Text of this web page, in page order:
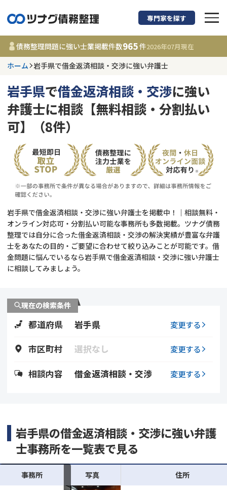
債務整理に強い弁
岩手県
事務所 965
件
更新日 : 2026年07月31日
相談内容で探す
借金返済相談・交渉
時効援用
会社破産・法人破産
費用相場
債務整理
個人再生（民事再生）
専門家を探す
債務整理問題に強い士業掲載件数965件2026年07月現在
ホーム 岩手県で借金返済相談・交渉に強い弁護士
岩手県で借金返済相談・交渉に強い
弁護士に相談【無料相談・分割払い
可】（8件）
岩手県で借金返済相談・交渉に強い弁護士を掲載中！｜相談無料・
オンライン対応可・分割払い可能な事務所も多数掲載。ツナグ債務
整理では自分に合った借金返済相談・交渉の解決実績が豊富な弁護
士をあなたの目的・ご要望に合わせて絞り込みことが可能です。借
金問題に悩んでいるなら岩手県で借金返済相談・交渉に強い弁護士
に相談してみましょう。
現在の検索条件
都道府県 岩手県 変更する
市区町村 選択なし 変更する
相談内容 借金返済相談・交渉 変更する
岩手県の借金返済相談・交渉に強い弁護
士事務所を一覧表で見る
事務所 写真 住所